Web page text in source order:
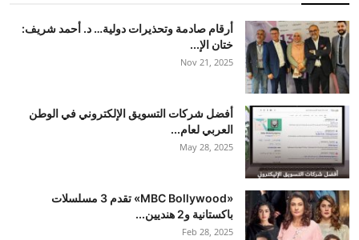
أرقام صادمة وتحذيرات دولية… د. أحمد شريف:
ختان الإ...
Nov 21, 2025
أفضل شركات التسويق الإلكتروني في الوطن
العربي لعام...
May 28, 2025
«MBC Bollywood» تقدم 3 مسلسلات
باكستانية و2 هنديين...
Feb 28, 2025